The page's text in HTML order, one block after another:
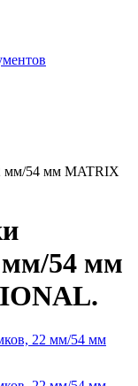
мм/54 мм MATRIX
мм/54 мм